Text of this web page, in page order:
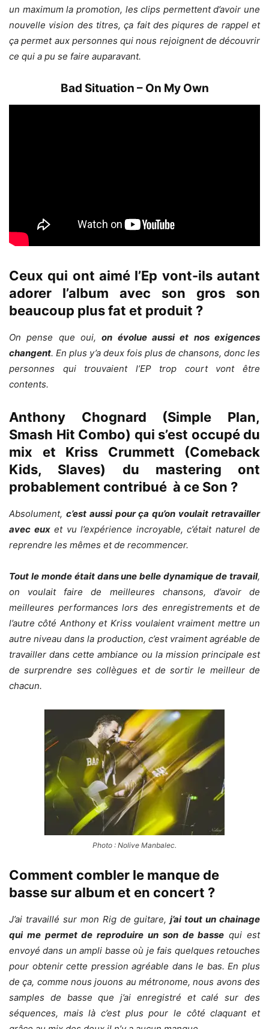
un maximum la promotion, les clips permettent d’avoir une
nouvelle vision des titres, ça fait des piqures de rappel et
ça permet aux personnes qui nous rejoignent de découvrir
ce qui a pu se faire auparavant.
Bad Situation – On My Own
Ceux qui ont aimé l’Ep vont-ils autant
adorer l’album avec son gros son
beaucoup plus fat et produit ?
On pense que oui,on évolue aussi et nos exigences
changent. En plus y’a deux fois plus de chansons, donc les
personnes qui trouvaient l’EP trop court vont être
contents.
Anthony Chognard (Simple Plan,
Smash Hit Combo) qui s’est occupé du
mix et Kriss Crummett (Comeback
Kids, Slaves) du mastering ont
probablement contribué à ce Son ?
Absolument, c’est aussi pour ça qu’on voulait retravailler
avec euxet vu l’expérience incroyable, c’était naturel de
reprendre les mêmes et de recommencer.
Tout le monde était dans une belle dynamique de travail,
on voulait faire de meilleures chansons, d’avoir de
meilleures performances lors des enregistrements et de
l’autre côté Anthony et Kriss voulaient vraiment mettre un
autre niveau dans la production, c’est vraiment agréable de
travailler dans cette ambiance ou la mission principale est
de surprendre ses collègues et de sortir le meilleur de
chacun.
Photo : Nolive Manbalec.
Comment combler le manque de
basse sur album et en concert ?
J’ai travaillé sur mon Rig de guitare,j’ai tout un chainage
qui me permet de reproduire un son de basse qui est
envoyé dans un ampli basse où je fais quelques retouches
pour obtenir cette pression agréable dans le bas. En plus
de ça, comme nous jouons au métronome, nous avons des
samples de basse que j’ai enregistré et calé sur des
séquences, mais là c’est plus pour le côté claquant et